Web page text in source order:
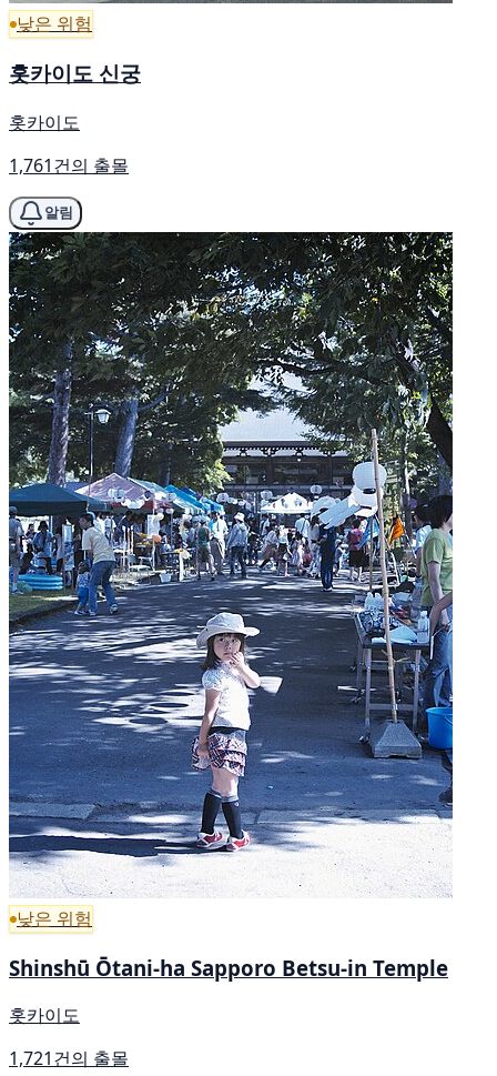
낮은 위험
홋카이도 신궁
홋카이도
1,761건의 출몰
알림
낮은 위험
Shinshū Ōtani-ha Sapporo Betsu-in Temple
홋카이도
1,721건의 출몰